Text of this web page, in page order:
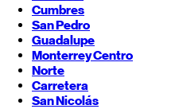
Cumbres
San Pedro
Guadalupe
MonterreyCentro
Norte
Carretera
San Nicolás